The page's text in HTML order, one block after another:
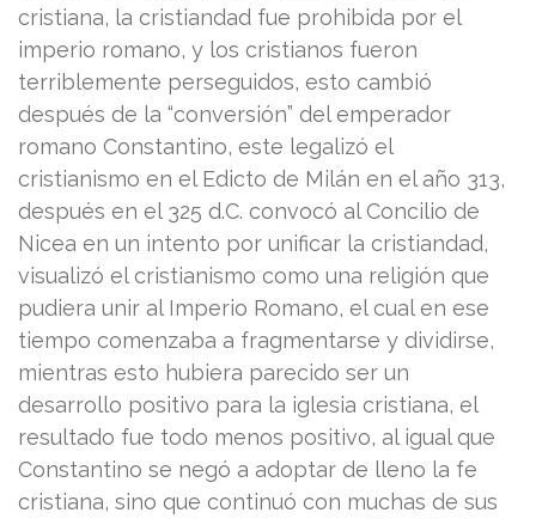
cristiana, la cristiandad fue prohibida por el
imperio romano, y los cristianos fueron
terriblemente perseguidos, esto cambió
después de la “conversión” del emperador
romano Constantino, este legalizó el
cristianismo en el Edicto de Milán en el año 313,
después en el 325 d.C. convocó al Concilio de
Nicea en un intento por unificar la cristiandad,
visualizó el cristianismo como una religión que
pudiera unir al Imperio Romano, el cual en ese
tiempo comenzaba a fragmentarse y dividirse,
mientras esto hubiera parecido ser un
desarrollo positivo para la iglesia cristiana, el
resultado fue todo menos positivo, al igual que
Constantino se negó a adoptar de lleno la fe
cristiana, sino que continuó con muchas de sus